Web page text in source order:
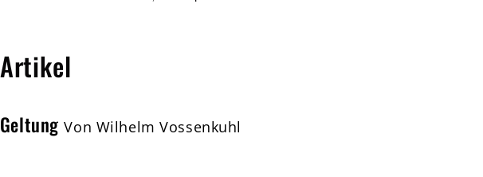
Artikel
Geltung Von Wilhelm Vossenkuhl